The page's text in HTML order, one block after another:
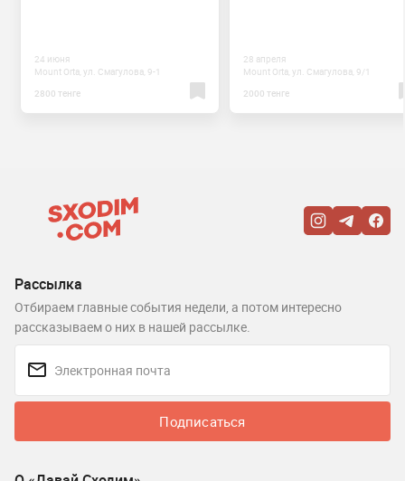
24 июня
Mount Orta, ул. Смагулова, 9-1
2800 тенге
28 апреля
Mount Orta, ул. Смагулова, 9/1
2000 тенге
Рассылка
Отбираем главные события недели, а потом интересно
рассказываем о них в нашей рассылке.
Подписаться